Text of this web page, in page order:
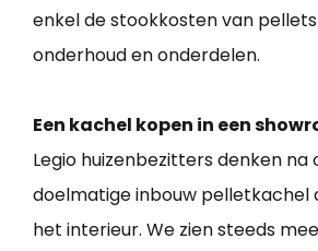
enkel de stookkosten van
onderhoud en onderdelen.
Een kachel kopen in een
Legio huizenbezitters denken na
doelmatige inbouw pelletkachel
het interieur. We zien steeds